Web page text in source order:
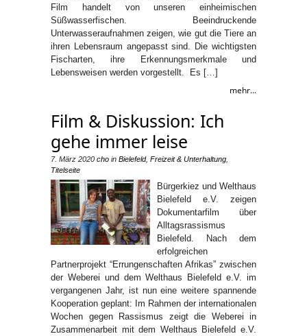
Film handelt von unseren einheimischen
Süßwasserfischen. Beeindruckende
Unterwasseraufnahmen zeigen, wie gut die Tiere an
ihren Lebensraum angepasst sind. Die wichtigsten
Fischarten, ihre Erkennungsmerkmale und
Lebensweisen werden vorgestellt. Es […]
mehr...
Film & Diskussion: Ich
gehe immer leise
7. März 2020 cho in Bielefeld, Freizeit & Unterhaltung
Titelseite
Bürgerkiez und Welthaus
Bielefeld e.V. zeigen
Dokumentarfilm über
Alltagsrassismus
Bielefeld. Nach dem
erfolgreichen
Partnerprojekt “Errungenschaften Afrikas” zwischen
der Weberei und dem Welthaus Bielefeld e.V. im
vergangenen Jahr, ist nun eine weitere spannende
Kooperation geplant: Im Rahmen der internationalen
Wochen gegen Rassismus zeigt die Weberei in
Zusammenarbeit mit dem Welthaus Bielefeld e.V.